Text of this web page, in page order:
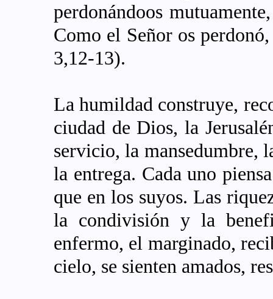
perdonándoos
Como el Señor os
3,12-13).
La humildad construye,
ciudad de Dios, la
servicio, la mansedumbre,
la entrega. Cada uno
que en los suyos. Las
la condivisión y la
enfermo, el marginado,
cielo, se sienten amados,